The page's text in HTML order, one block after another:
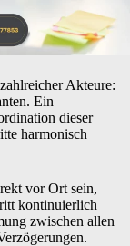
Akteure:
Ein
dieser
harmonisch
vor Ort sein,
kontinuierlich
zwischen allen